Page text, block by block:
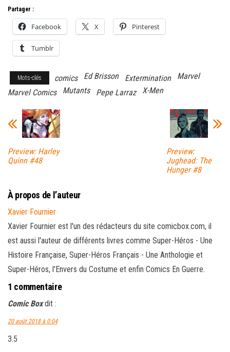
Partager :
Facebook X Pinterest
Tumblr
Mots-clés comics Ed Brisson Extermination
Marvel
Marvel Comics
Mutants Pepe Larraz X-Men
Preview: Harley
Quinn #48
Preview:
Jughead: The
Hunger #8
À propos de l’auteur
Xavier Fournier
Xavier Fournier est l'un des rédacteurs du site comicbox.com, il
est aussi l'auteur de différents livres comme Super-Héros - Une
Histoire Française, Super-Héros Français - Une Anthologie et
Super-Héros, l'Envers du Costume et enfin Comics En Guerre.
1 commentaire
Comic Box dit :
20 août 2018 à 0:04
3.5